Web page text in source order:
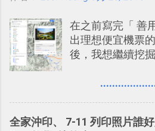
聊天打屁、傳送
2. 「 有效率 」：
組機制讓茶水間
事可以從聊天中
的軟體則讓同事
在之前寫完「 善
出理想便宜機票
後，我想繼續挖
入的來聊聊
線，對商務需求
全家沖印、 7-11 列印照片誰